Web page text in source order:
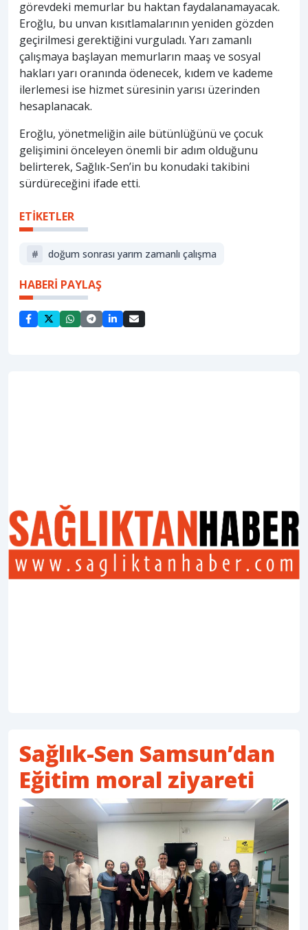
görevdeki memurlar bu haktan faydalanamayacak.
Eroğlu, bu unvan kısıtlamalarının yeniden gözden
geçirilmesi gerektiğini vurguladı. Yarı zamanlı
çalışmaya başlayan memurların maaş ve sosyal
hakları yarı oranında ödenecek, kıdem ve kademe
ilerlemesi ise hizmet süresinin yarısı üzerinden
hesaplanacak.
Eroğlu, yönetmeliğin aile bütünlüğünü ve çocuk
gelişimini önceleyen önemli bir adım olduğunu
belirterek, Sağlık-Sen’in bu konudaki takibini
sürdüreceğini ifade etti.
ETİKETLER
# doğum sonrası yarım zamanlı çalışma
HABERİ PAYLAŞ
Sağlık-Sen Samsun’dan
Eğitim moral ziyareti